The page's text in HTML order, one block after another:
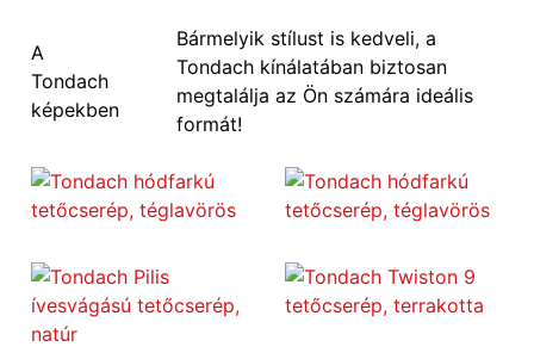
A
Tondach
képekben
Bármelyik stílust is kedveli, a
Tondach kínálatában biztosan
megtalálja az Ön számára ideális
formát!